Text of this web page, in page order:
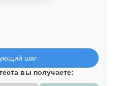
шаг
вы получаете: